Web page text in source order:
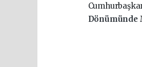
Dönümünde